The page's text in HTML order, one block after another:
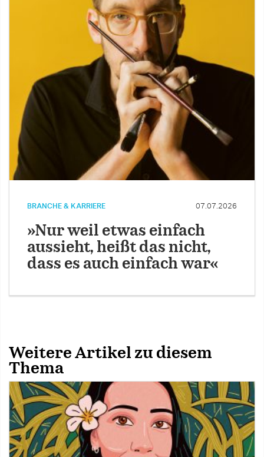
BRANCHE & KARRIERE 07.07.2026
»Nur weil etwas einfach
aussieht, heißt das nicht,
dass es auch einfach war«
Weitere Artikel zu diesem
Thema